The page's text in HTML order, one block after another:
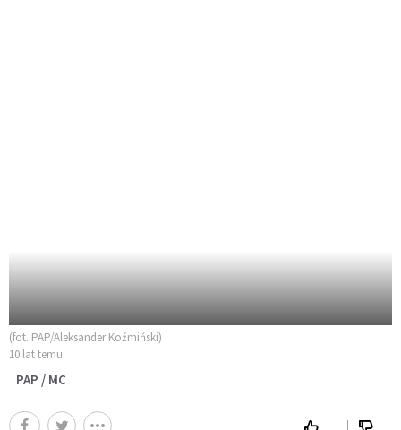
(fot. PAP/Aleksander Koźmiński)
10 lat temu
PAP / MC